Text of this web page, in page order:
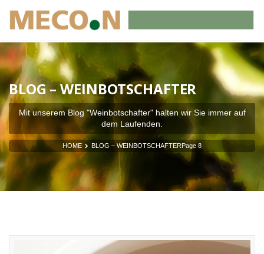
BLOG – WEINBOTSCHAFTER
Mit unserem Blog "Weinbotschafter" halten wir Sie immer auf
dem Laufenden.
HOME BLOG – WEINBOTSCHAFTERPage 8